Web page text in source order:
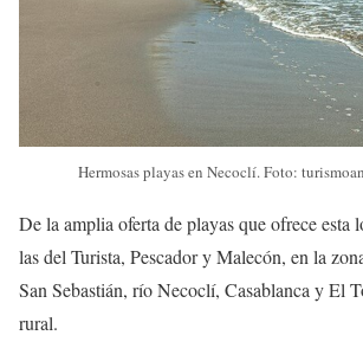
Hermosas playas en Necoclí. Foto:
De la amplia oferta de playas que ofrece esta
las del Turista, Pescador y Malecón, en la
San Sebastián, río Necoclí, Casablanca y El
rural.